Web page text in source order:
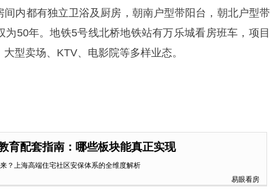
内都有独立卫浴及厨房，朝南户型带阳台，朝北户型带
为50年。地铁5号线北桥地铁站有万乐城看房班车，项目
型卖场、KTV、电影院等多样业态。
育配套指南：哪些板块能真正实现
？上海高端住宅社区安保体系的全维度解析
易眼看房